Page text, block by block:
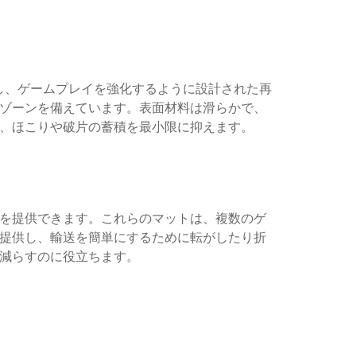
ゲームプレイを強化するように設計された再
ンを備えています。表面材料は滑らかで、
こりや破片の蓄積を最小限に抑えます。
提供できます。これらのマットは、複数のゲ
供し、輸送を簡単にするために転がしたり折
すのに役立ちます。